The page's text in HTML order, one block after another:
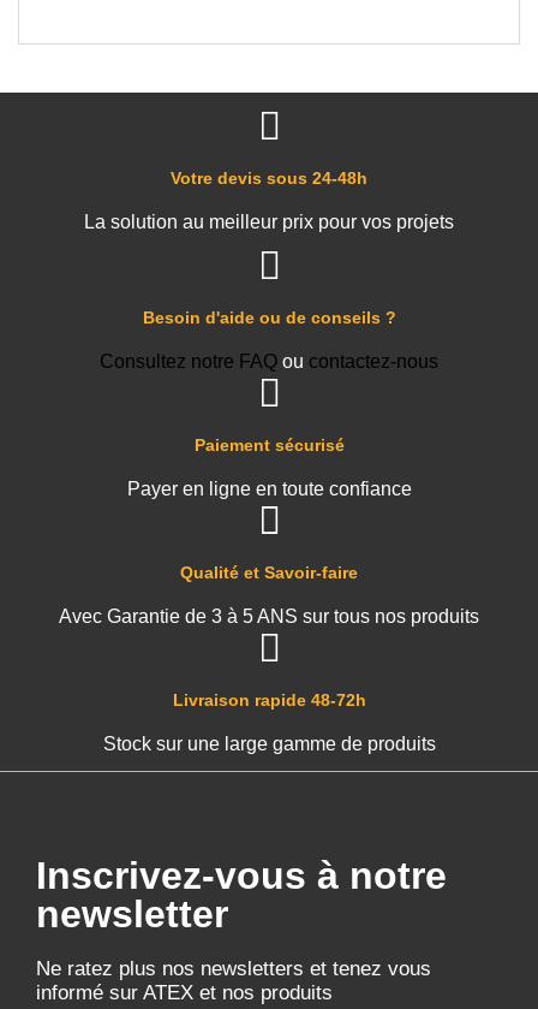
Livraison rapide 48-72h
Stock sur une large gamme de produits
Qualité et Savoir-faire
Avec Garantie de 3 à 5 ANS sur tous nos produits
Paiement sécurisé
Payer en ligne en toute confiance
Besoin d'aide ou de conseils ?
Consultez notre FAQ ou contactez-nous
Votre devis sous 24-48h
La solution au meilleur prix pour vos projets
Inscrivez-vous à notre
newsletter
Ne ratez plus nos newsletters et tenez vous
informé sur ATEX et nos produits